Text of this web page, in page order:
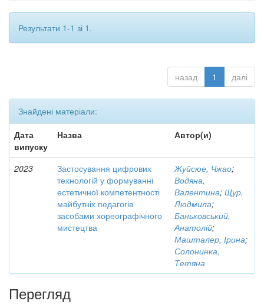
Результати 1-1 зі 1.
назад 1 далі
Знайдені матеріали:
Дата
випуску
Назва Автор(и)
2023
Застосування цифрових
технологій у формуванні
естетичної компетентності
майбутніх педагогів
засобами хореографічного
мистецтва
Жуйсюе, Чжао;
Водяна,
Валентина; Щур,
Людмила;
Баньковський,
Анатолій;
Машталер, Ірина;
Солонинка,
Тетяна
Перегляд